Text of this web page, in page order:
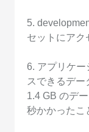
5.
セットにアク
6. アプリケ
スできるデー
1.4 GB のデ
秒かかったこ